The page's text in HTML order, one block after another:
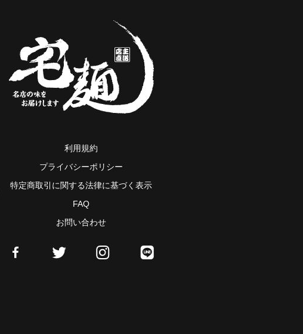
利用規約
プライバシーポリシー
特定商取引に関する法律に基づく表示
FAQ
お問い合わせ